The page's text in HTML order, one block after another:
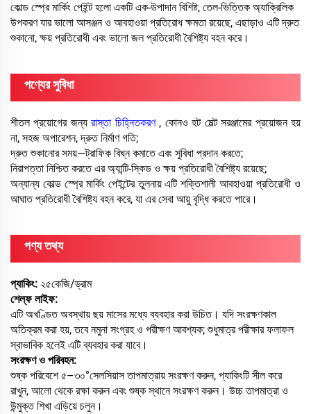
কোল্ড স্প্রে মার্কিং পেইন্ট হলো একটি এক-উপাদান বিশিষ্ট, তেল-ভিত্তিক অ্যাক্রিলিক
উপকরণ যার ভালো আসঞ্জন ও আবহাওয়া প্রতিরোধ ক্ষমতা রয়েছে, এছাড়াও এটি দ্রুত
শুকানো, ক্ষয় প্রতিরোধী এবং ভালো জল প্রতিরোধী বৈশিষ্ট্য বহন করে।
পণ্যের সুবিধা
শীতল প্রয়োগের জন্যরাস্তা চিহ্নিতকরণ , কোনও হট মেল্ট সরঞ্জামের প্রয়োজন হয়
না, সহজ অপারেশন, দ্রুত নির্মাণ গতি;
দ্রুত শুকানোর সময়—ট্রাফিক বিঘ্ন কমাতে এবং সুবিধা প্রদান করতে;
নিরাপত্তা নিশ্চিত করতে এর অ্যান্টি-স্কিড ও ক্ষয় প্রতিরোধী বৈশিষ্ট্য রয়েছে;
অন্যান্য কোল্ড স্প্রে মার্কিং পেইন্টের তুলনায় এটি শক্তিশালী আবহাওয়া প্রতিরোধী ও
আঘাত প্রতিরোধী বৈশিষ্ট্য বহন করে, যা এর সেবা আয়ু বৃদ্ধি করতে পারে।
পণ্য তথ্য
প্যাকিং: ২৫কেজি/ড্রাম
শেল্ফ লাইফ:
এটি অখণ্ডিত অবস্থায় ছয় মাসের মধ্যে ব্যবহার করা উচিত। যদি সংরক্ষণকাল
অতিক্রম করা হয়, তবে নমুনা সংগ্রহ ও পরীক্ষণ আবশ্যক; শুধুমাত্র পরীক্ষার ফলাফল
স্বাভাবিক হলেই এটি ব্যবহার করা যাবে।
সংরক্ষণ ও পরিবহন:
শুষ্ক পরিবেশে ৫–৩০°সেলসিয়াস তাপমাত্রায় সংরক্ষণ করুন, প্যাকিংটি সীল করে
রাখুন, আলো থেকে রক্ষা করুন এবং শুষ্ক স্থানে সংরক্ষণ করুন। উচ্চ তাপমাত্রা ও
উন্মুক্ত শিখা এড়িয়ে চলুন।